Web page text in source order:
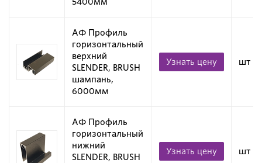
АФ Профиль
горизонтальный
верхний
SLENDER, BRUSH
шампань,
6000мм
Узнать цену шт
АФ Профиль
горизонтальный
нижний
SLENDER, BRUSH
Узнать цену шт